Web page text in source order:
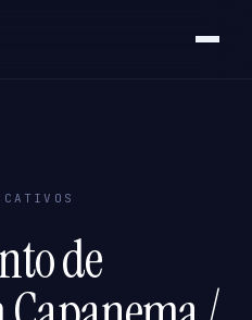
de